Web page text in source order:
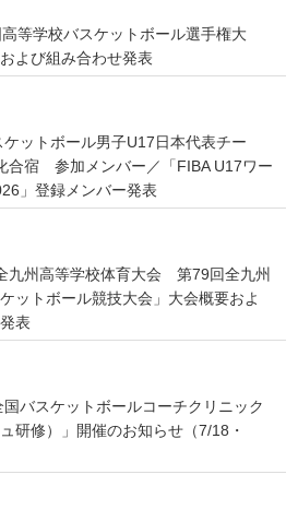
高等学校バスケットボール選手権大
よび組み合わせ発表
ットボール男子U17日本代表チー
宿 参加メンバー／「FIBA U17ワー
」登録メンバー発表
九州高等学校体育大会 第79回全九州
ットボール競技大会」大会概要およ
表
国バスケットボールコーチクリニック
ュ研修）」開催のお知らせ（7/18・